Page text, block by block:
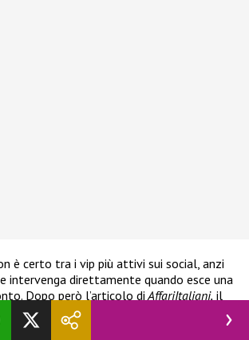
è certo tra i vip più attivi sui social, anzi
intervenga direttamente quando esce una
Dopo però l’articolo diAffariItaliani, il
un altro ” non è riuscito a rimanere in
una storia con lo screenshot del